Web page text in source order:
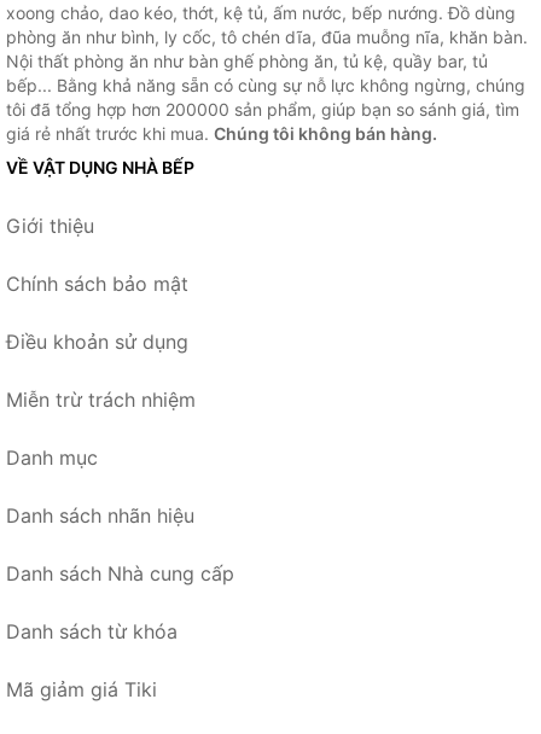
xoong chảo, dao kéo, thớt, kệ tủ, ấm nước, bếp nướng. Đồ dùng
phòng ăn như bình, ly cốc, tô chén dĩa, đũa muỗng nĩa, khăn bàn.
Nội thất phòng ăn như bàn ghế phòng ăn, tủ kệ, quầy bar, tủ
bếp... Bằng khả năng sẵn có cùng sự nỗ lực không ngừng, chúng
tôi đã tổng hợp hơn 200000 sản phẩm, giúp bạn so sánh giá, tìm
giá rẻ nhất trước khi mua. Chúng tôi không bán hàng.
VỀ VẬT DỤNG NHÀ BẾP
Giới thiệu
Chính sách bảo mật
Điều khoản sử dụng
Miễn trừ trách nhiệm
Danh mục
Danh sách nhãn hiệu
Danh sách Nhà cung cấp
Danh sách từ khóa
Mã giảm giá Tiki